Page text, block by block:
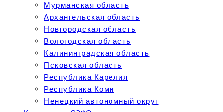
Мурманская область
Архангельская область
Новгородская область
Вологодская область
Калининградская область
Псковская область
Республика Карелия
Республика Коми
Ненецкий автономный округ